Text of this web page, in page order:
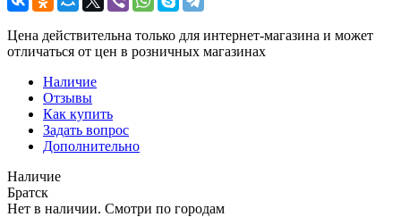
Цена действительна только для интернет-магазина и может
отличаться от цен в розничных магазинах
Наличие
Отзывы
Как купить
Задать вопрос
Дополнительно
Наличие
Братск
Нет в наличии. Смотри по городам